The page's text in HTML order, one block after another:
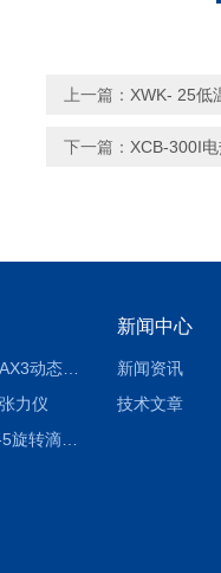
上一篇： XWK- 25低
下一篇： XCB-300I
HARKE-SPCAX3动态接触角测定仪系列
力仪
XZD-5XXZD-5旋转滴超低界面张力仪
新闻中心
新闻资讯
技术文章